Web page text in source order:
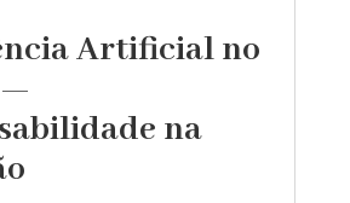
Artificial no
na